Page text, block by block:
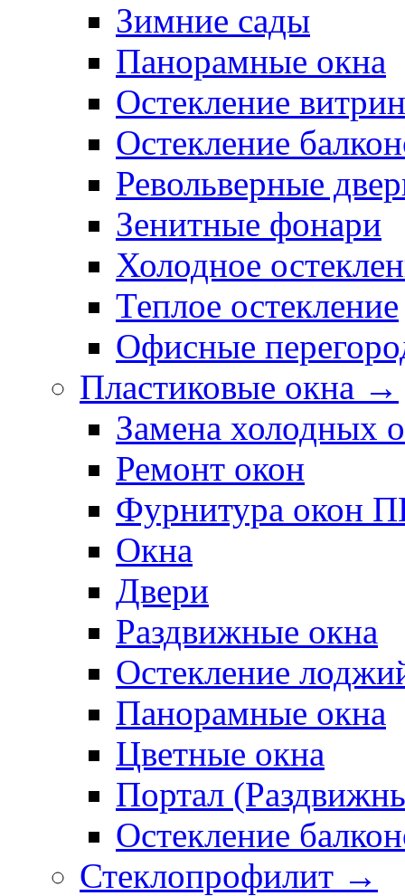
Зимние сады
Панорамные окна
Остекление витрин
Остекление
Револьверные
Зенитные фонари
Холодное
Теплое остекление
Офисные
Пластиковые окна →
Замена холодных
Ремонт окон
Фурнитура окон
Окна
Двери
Раздвижные окна
Остекление
Панорамные окна
Цветные окна
Портал
Остекление
Стеклопрофилит →